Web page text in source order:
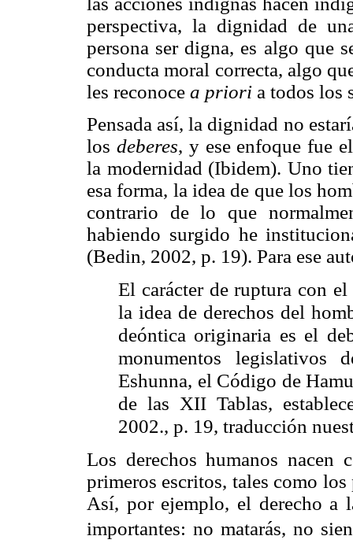
perspectiva, la dignidad de
persona ser digna, es algo que
conducta moral correcta, algo
les reconoce a priori a todos los
Pensada así, la dignidad no
los deberes, y ese enfoque fue
la modernidad (Ibidem). Uno
esa forma, la idea de que los
contrario de lo que
habiendo surgido he
(Bedin, 2002, p. 19). Para ese
El carácter de ruptura con el
la idea de derechos del
deóntica originaria es el
monumentos legislativos
Eshunna, el Código de
de las XII Tablas,
2002., p. 19, traducción
Los derechos humanos nacen
primeros escritos, tales como
Así, por ejemplo, el derecho a
importantes: no matarás, no